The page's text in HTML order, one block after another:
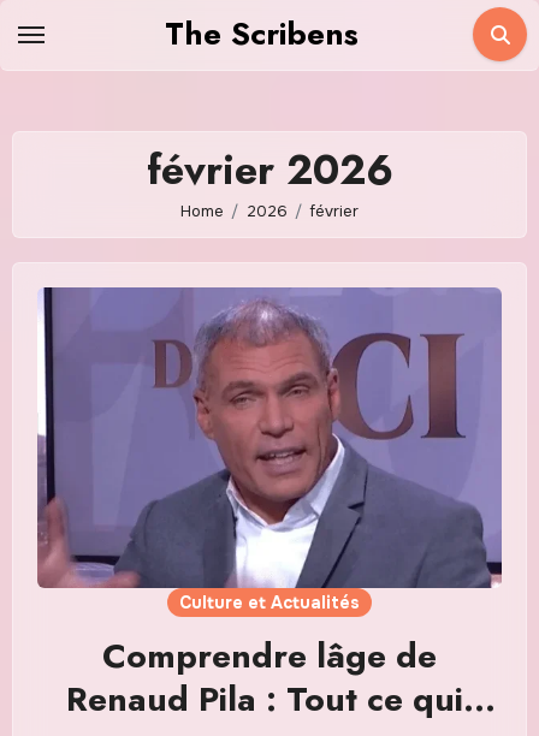
The Scribens
février 2026
Home 2026 février
Culture et Actualités
Comprendre lâge de
Renaud Pila : Tout ce quil